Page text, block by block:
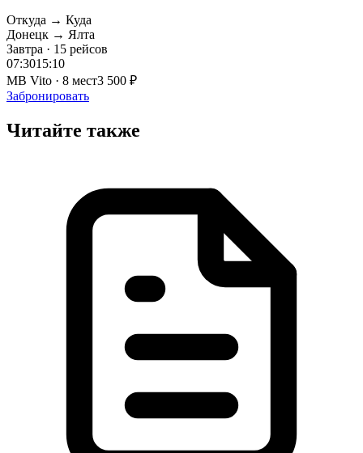
Откуда → Куда
Донецк → Ялта
Завтра · 15 рейсов
07:3015:10
MB Vito · 8 мест3 500 ₽
Забронировать
Читайте также